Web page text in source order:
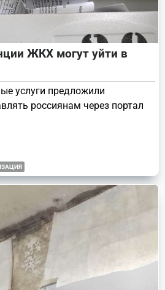
ЖКХ могут уйти в
услуги предложили
россиянам через портал